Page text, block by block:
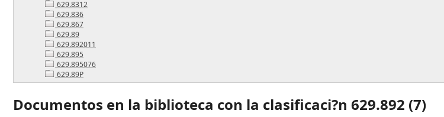
629.8312
629.836
629.867
629.89
629.892011
629.895
629.895076
629.89P
Documentos en la biblioteca con la clasificaci?n 629.892 (7)